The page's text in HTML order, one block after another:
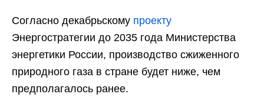
Согласно декабрьскому проекту
Энергостратегии до 2035 года Министерства
энергетики России, производство сжиженного
природного газа в стране будет ниже, чем
предполагалось ранее.